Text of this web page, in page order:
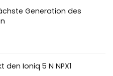
Generation des
den Ioniq 5 N NPX1